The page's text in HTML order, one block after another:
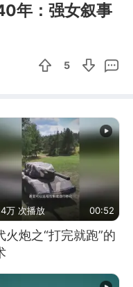
年：强女叙事
5
万 次播放 00:52
火炮之“打完就跑”的